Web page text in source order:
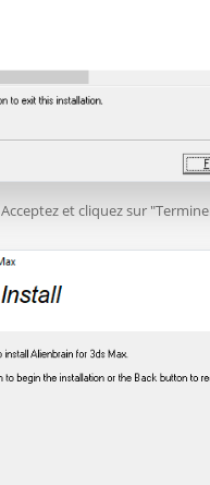
Acceptez et cliquez sur